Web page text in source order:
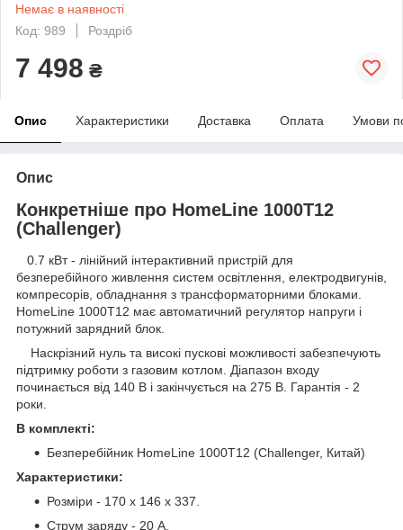
Немає в наявності
Код: 989
Роздріб
7 498 ₴
Опис Характеристики Доставка Оплата Умови
Опис
Конкретніше про HomeLine 1000T12
(Challenger)
0.7 кВт - лінійний інтерактивний пристрій для
безперебійного живлення систем освітлення, електродвигунів,
компресорів, обладнання з трансформаторними блоками.
HomeLine 1000T12 має автоматичний регулятор напруги і
потужний зарядний блок.
Наскрізний нуль та високі пускові можливості забезпечують
підтримку роботи з газовим котлом. Діапазон входу
починається від 140 В і закінчується на 275 В. Гарантія - 2
роки.
В комплекті:
Безперебійник HomeLine 1000T12 (Challenger, Китай)
Характеристики:
Розміри - 170 х 146 х 337.
Струм заряду - 20 А.